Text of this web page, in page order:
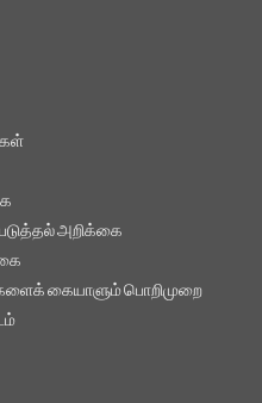
அறிக்கை
கையாளும் பொறிமுறை